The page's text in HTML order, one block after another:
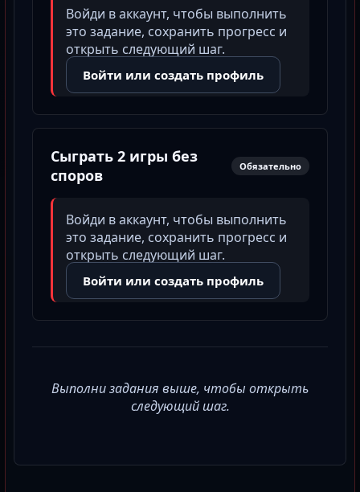
Войди в аккаунт, чтобы выполнить
это задание, сохранить прогресс и
открыть следующий шаг.
Войти или создать профиль
Сыграть 2 игры без
споров
Обязательно
Войди в аккаунт, чтобы выполнить
это задание, сохранить прогресс и
открыть следующий шаг.
Войти или создать профиль
Выполни задания выше, чтобы открыть
следующий шаг.